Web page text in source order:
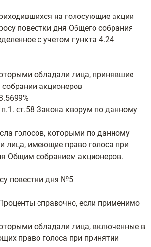
на голосующие акции
повестки дня Общего собрания
с учетом пункта 4.24
обладали лица, принявшие
акционеров
п.1. ст.58 Закона кворум по данному
голосов, которыми по данному
лица, имеющие право голоса при
Общим собранием акционеров.
повестки дня №5
справочно, если применимо
обладали лица, включенные в
право голоса при принятии